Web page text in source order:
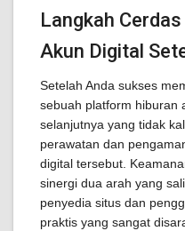
Langkah
Akun Digital
Setelah Anda sukses
sebuah platform hiburan
selanjutnya yang tidak
perawatan dan
digital tersebut.
sinergi dua arah yang
penyedia situs dan
praktis yang sangat